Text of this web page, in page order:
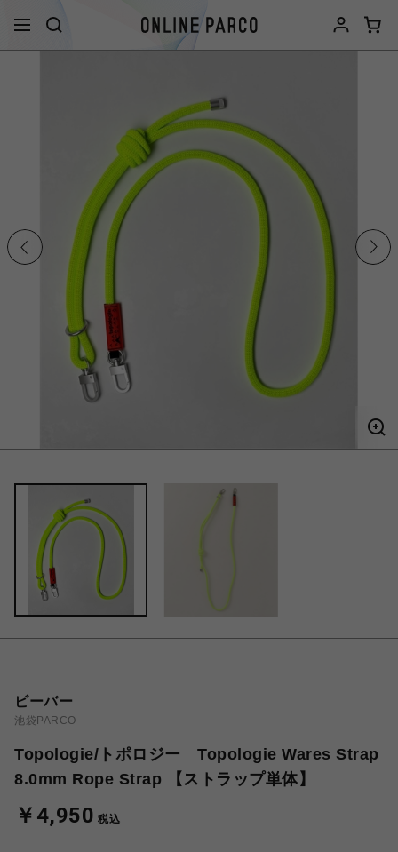
ビーバー
池袋PARCO
Topologie/トポロジー Topologie Wares Strap
8.0mm Rope Strap 【ストラップ単体】
￥4,950 税込